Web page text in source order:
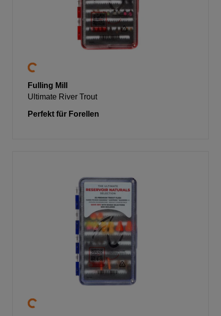
Fulling Mill
Ultimate River Trout
Perfekt für Forellen